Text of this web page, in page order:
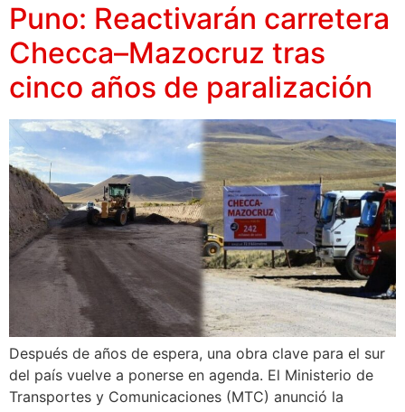
Puno: Reactivarán carretera
Checca–Mazocruz tras
cinco años de paralización
Después de años de espera, una obra clave para el sur
del país vuelve a ponerse en agenda. El Ministerio de
Transportes y Comunicaciones (MTC) anunció la